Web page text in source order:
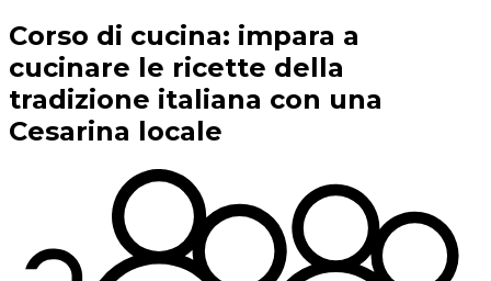
Corso di cucina: impara a
cucinare le ricette della
tradizione italiana con una
Cesarina locale